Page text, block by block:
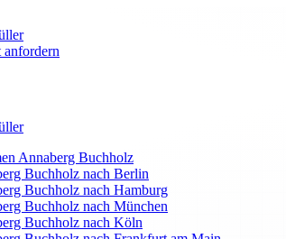
anfordern
Annaberg Buchholz
Buchholz nach Berlin
Buchholz nach Hamburg
Buchholz nach München
Buchholz nach Köln